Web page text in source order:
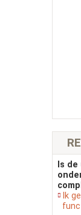
Is
Ik